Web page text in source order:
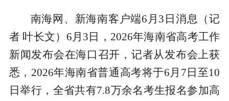
南海网、新海南客户端6月3日消息（记
者 叶长文）6月3日，2026年海南省高考工作
新闻发布会在海口召开，记者从发布会上获
悉，2026年海南省普通高考将于6月7日至10
日举行，全省共有7.8万余名考生报名参加高